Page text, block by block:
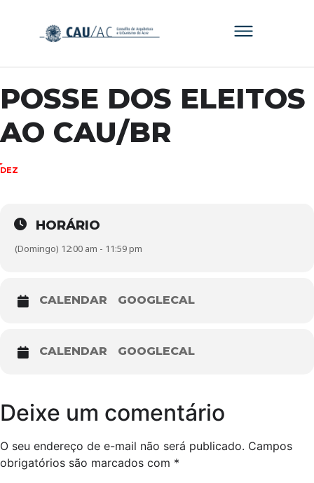
POSSE DOS ELEITOS
AO CAU/BR
17
DEZ
HORÁRIO
(Domingo) 12:00 am - 11:59 pm
CALENDAR GOOGLECAL
CALENDAR GOOGLECAL
Deixe um comentário
O seu endereço de e-mail não será publicado. Campos
obrigatórios são marcados com *